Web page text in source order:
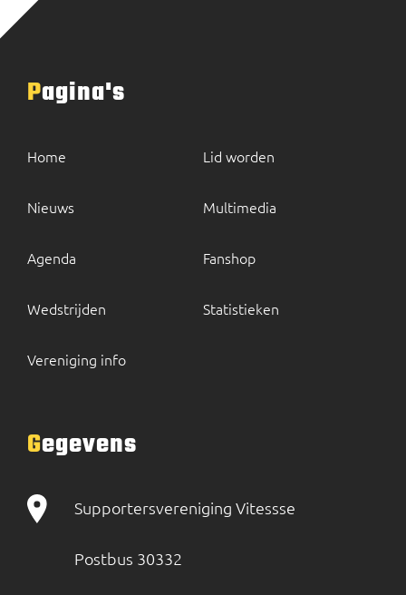
Pagina's
Home
Nieuws
Agenda
Wedstrijden
Vereniging info
Lid worden
Multimedia
Fanshop
Statistieken
Gegevens
Supportersvereniging Vitessse
Postbus 30332